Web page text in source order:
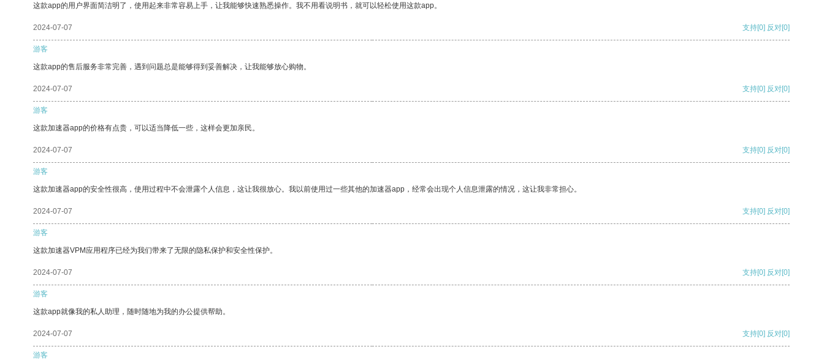
这款app的用户界面简洁明了，使用起来非常容易上手，让我能够快速熟悉操作。我不用看说明书，就可以轻松使用这款app。
2024-07-07 支持[0] 反对[0]
游客
这款app的售后服务非常完善，遇到问题总是能够得到妥善解决，让我能够放心购物。
2024-07-07 支持[0] 反对[0]
游客
这款加速器app的价格有点贵，可以适当降低一些，这样会更加亲民。
2024-07-07 支持[0] 反对[0]
游客
这款加速器app的安全性很高，使用过程中不会泄露个人信息，这让我很放心。我以前使用过一些其他的加速器app，经常会出现个人信息泄露的情况，这让我非常担心。
2024-07-07 支持[0] 反对[0]
游客
这款加速器VPM应用程序已经为我们带来了无限的隐私保护和安全性保护。
2024-07-07 支持[0] 反对[0]
游客
这款app就像我的私人助理，随时随地为我的办公提供帮助。
2024-07-07 支持[0] 反对[0]
游客